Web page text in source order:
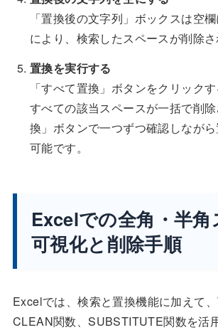
「置換後の文字列」ボックスは空
により、検索したスペースが削除さ
置換を実行する
「すべて置換」ボタンをクリック
すべての該当スペースが一括で削
換」ボタンで一つずつ確認しなが
可能です。
Excelでの全角・半角
可視化と削除手順
Excelでは、検索と置換機能に加えて
CLEAN関数、SUBSTITUTE関数を活